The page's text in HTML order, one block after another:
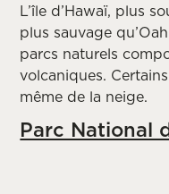
L’île d’Hawaï, plus
plus sauvage
parcs naturels
volcaniques.
même de la neige.
Parc National